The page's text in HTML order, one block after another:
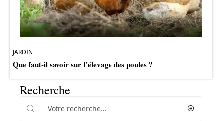
JARDIN
Que faut-il savoir sur l’élevage des poules ?
Recherche